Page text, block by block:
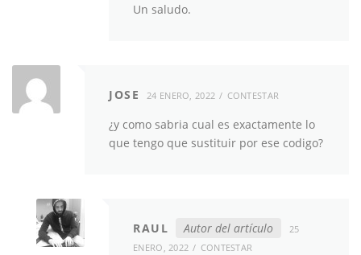
Un saludo.
JOSE 24 ENERO, 2022 CONTESTAR
¿y como sabria cual es exactamente lo
que tengo que sustituir por ese codigo?
RAUL Autor del artículo
25
ENERO, 2022
CONTESTAR